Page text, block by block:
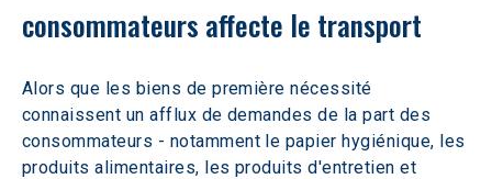
consommateurs affecte le transport
Alors que les biens de première nécessité
connaissent un afflux de demandes de la part des
consommateurs - notamment le papier hygiénique, les
produits alimentaires, les produits d'entretien et